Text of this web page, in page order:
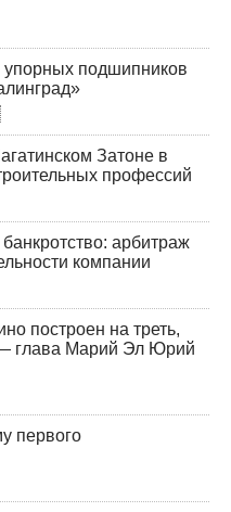
подшипников
Затоне в
профессий
арбитраж
компании
построен на треть,
глава Марий Эл Юрий
первого